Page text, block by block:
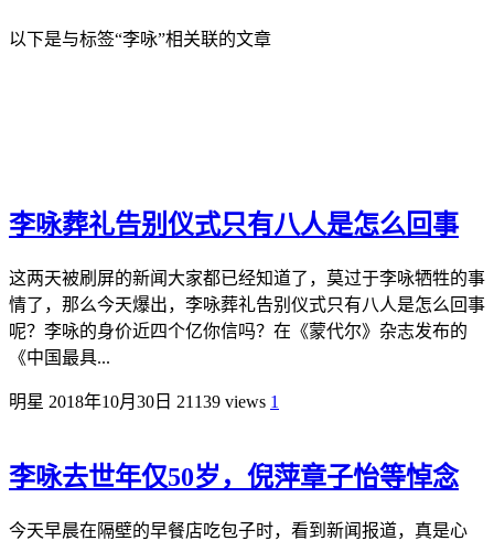
以下是与标签“李咏”相关联的文章
李咏葬礼告别仪式只有八人是怎么回事
这两天被刷屏的新闻大家都已经知道了，莫过于李咏牺牲的事
情了，那么今天爆出，李咏葬礼告别仪式只有八人是怎么回事
呢？李咏的身价近四个亿你信吗？在《蒙代尔》杂志发布的
《中国最具...
明星 2018年10月30日 21139 views 1
李咏去世年仅50岁，倪萍章子怡等悼念
今天早晨在隔壁的早餐店吃包子时，看到新闻报道，真是心